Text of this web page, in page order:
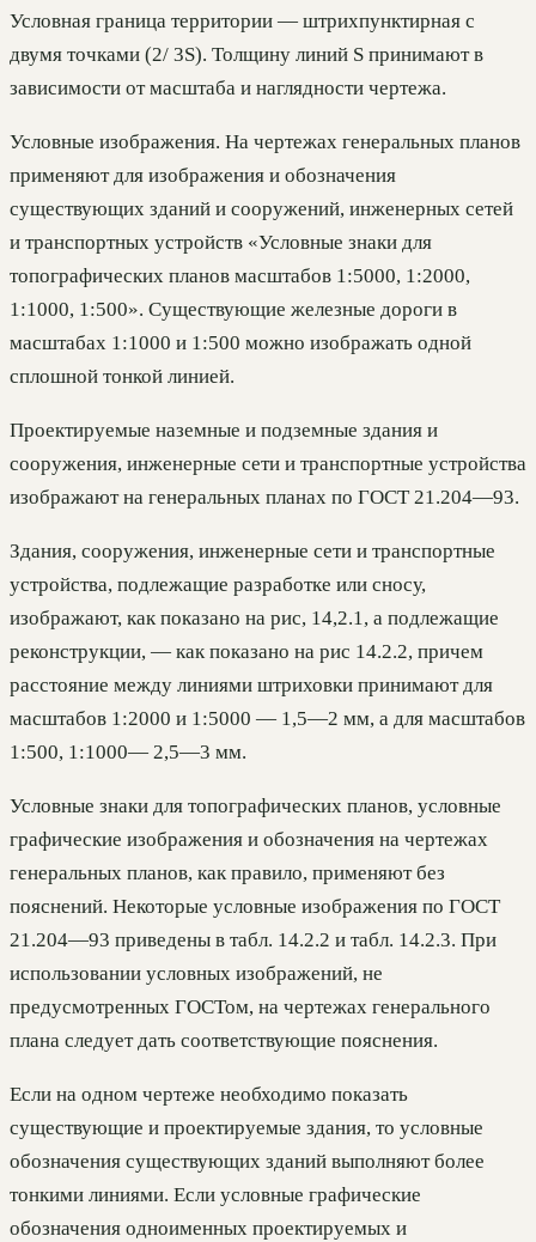
Условная граница территории — штрихпунктирная с
двумя точками (2/ 3S). Толщину линий S принимают в
зависимости от масштаба и наглядности чертежа.
Условные изображения. На чертежах генеральных планов
применяют для изображения и обозначения
существующих зданий и сооружений, инженерных сетей
и транспортных устройств «Условные знаки для
топографических планов масштабов 1:5000, 1:2000,
1:1000, 1:500». Существующие железные дороги в
масштабах 1:1000 и 1:500 можно изображать одной
сплошной тонкой линией.
Проектируемые наземные и подземные здания и
сооружения, инженерные сети и транспортные устройства
изображают на генеральных планах по ГОСТ 21.204—93.
Здания, сооружения, инженерные сети и транспортные
устройства, подлежащие разработке или сносу,
изображают, как показано на рис, 14,2.1, а подлежащие
реконструкции, — как показано на рис 14.2.2, причем
расстояние между линиями штриховки принимают для
масштабов 1:2000 и 1:5000 — 1,5—2 мм, а для масштабов
1:500, 1:1000— 2,5—3 мм.
Условные знаки для топографических планов, условные
графические изображения и обозначения на чертежах
генеральных планов, как правило, применяют без
пояснений. Некоторые условные изображения по ГОСТ
21.204—93 приведены в табл. 14.2.2 и табл. 14.2.3. При
использовании условных изображений, не
предусмотренных ГОСТом, на чертежах генерального
плана следует дать соответствующие пояснения.
Если на одном чертеже необходимо показать
существующие и проектируемые здания, то условные
обозначения существующих зданий выполняют более
тонкими линиями. Если условные графические
обозначения одноименных проектируемых и